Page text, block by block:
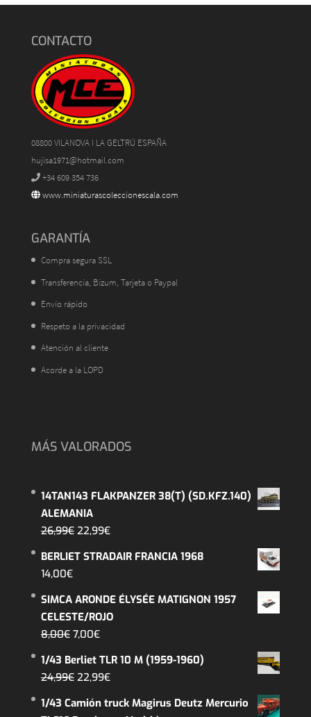
CONTACTO
08800 VILANOVA I LA GELTRÚ ESPAÑA
hujisa1971@hotmail.com
+34 609 354 736
www.miniaturascoleccionescala.com
GARANTÍA
Compra segura SSL
Transferencia, Bizum, Tarjeta o Paypal
Envío rápido
Respeto a la privacidad
Atención al cliente
Acorde a la LOPD
MÁS VALORADOS
14TAN143 FLAKPANZER 38(T) (SD.KFZ.140)
ALEMANIA
26,99€ El
original
26,99€.
22,99€El
actual
22,99€.
BERLIET STRADAIR FRANCIA 1968
14,00€
SIMCA ARONDE ÉLYSÉE MATIGNON 1957
CELESTE/ROJO
8,00€ El
original
era:
8,00€.
7,00€El
actual
es:
7,00€.
1/43 Berliet TLR 10 M (1959-1960)
24,99€ El
original
22,99€El
actual
1/43 Camión truck Magirus Deutz Mercurio